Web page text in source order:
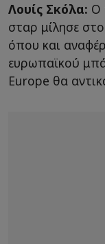
Λουίς Σκόλα: Ο
σταρ μίλησε
όπου και
ευρωπαϊκού
Europe θα